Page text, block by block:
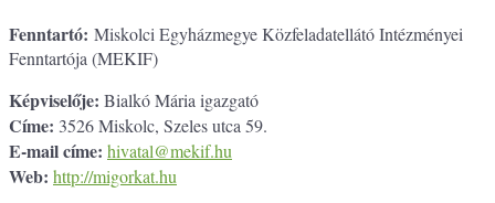
Fenntartó: Miskolci Egyházmegye Közfeladatellátó Intézményei
Fenntartója (MEKIF)
Képviselője: Bialkó Mária igazgató
Címe: 3526 Miskolc, Szeles utca 59.
E-mail címe: hivatal@mekif.hu
Web: http://migorkat.hu